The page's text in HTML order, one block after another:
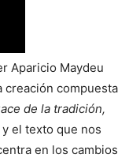
Aparicio Maydeu
creación compuesta
de la tradición,
y el texto que nos
en los cambios